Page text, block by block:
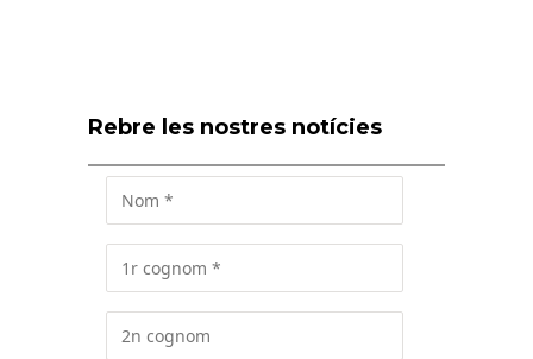
Rebre les nostres notícies